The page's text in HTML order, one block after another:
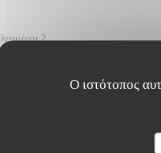
Ο ιστότοπος
2
with amazing food